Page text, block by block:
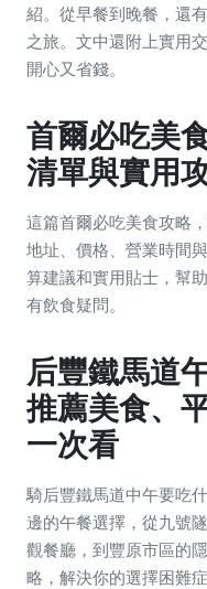
紹。從早餐到晚餐，還
之旅。文中還附上實用
開心又省錢。
首爾必吃美
清單與實用
這篇首爾必吃美食攻略
地址、價格、營業時間
算建議和實用貼士，幫
有飲食疑問。
后豐鐵馬道
推薦美食、
一次看
騎后豐鐵馬道中午要吃
邊的午餐選擇，從九號
觀餐廳，到豐原市區的
略，解決你的選擇困難症